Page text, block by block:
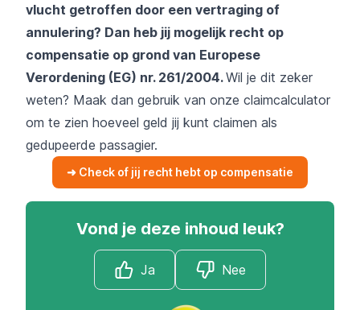
vlucht getroffen door een vertraging of
annulering? Dan heb jij mogelijk recht op
compensatie op grond van Europese
Verordening (EG) nr. 261/2004.Wil je dit zeker
weten? Maak dan gebruik van onze claimcalculator
om te zien hoeveel geld jij kunt claimen als
gedupeerde passagier.
➜ Check of jij recht hebt op compensatie
Vond je deze inhoud leuk?
Ja Nee